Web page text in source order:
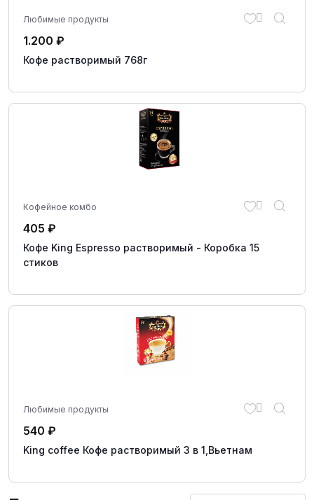
Любимые продукты
1.200 ₽
Кофе растворимый 768г
Кофейное комбо
405 ₽
Кофе King Espresso растворимый - Коробка 15
стиков
Любимые продукты
540 ₽
King coffee Кофе растворимый 3 в 1,Вьетнам